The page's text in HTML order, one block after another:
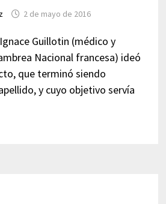
2 de mayo de 2016
Guillotin (médico y
Nacional francesa) ideó
que terminó siendo
y cuyo objetivo servía